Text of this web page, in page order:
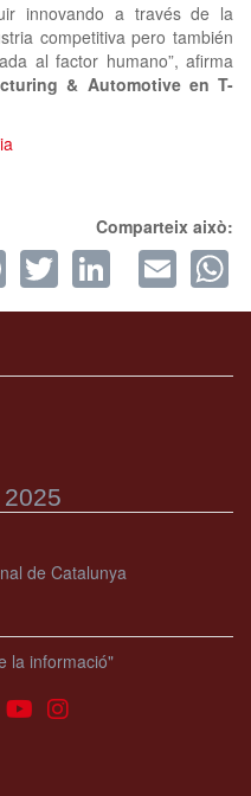
innovando a través de la
competitiva pero también
al factor humano”, afirma
& Automotive en T-
Comparteix això:
Facebook
Twitter
de Catalunya
la informació"